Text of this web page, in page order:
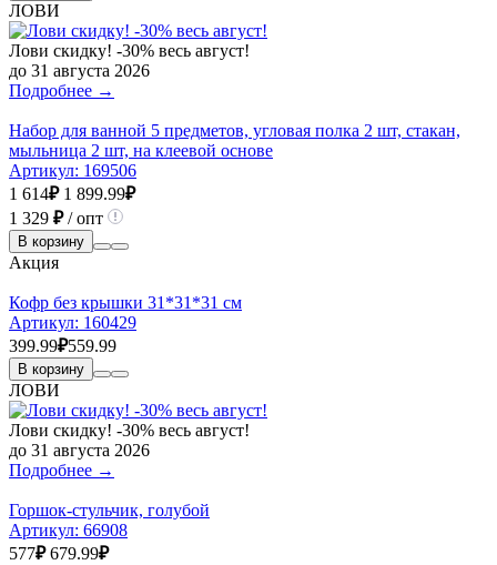
ЛОВИ
Лови скидку! -30% весь август!
до 31 августа 2026
Подробнее →
Набор для ванной 5 предметов, угловая полка 2 шт, стакан,
мыльница 2 шт, на клеевой основе
Артикул: 169506
1 614₽ 1 899.99₽
1 329 ₽/ опт
В корзину
Акция
Кофр без крышки 31*31*31 см
Артикул: 160429
399.99₽559.99
В корзину
ЛОВИ
Лови скидку! -30% весь август!
до 31 августа 2026
Подробнее →
Горшок-стульчик, голубой
Артикул: 66908
577₽ 679.99₽